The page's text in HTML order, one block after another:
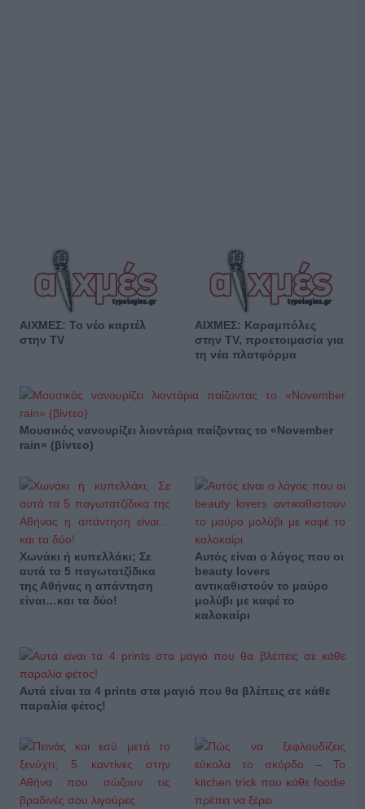
ΑΙΧΜΕΣ: Το νέο καρτέλ
στην TV
ΑΙΧΜΕΣ: Καραμπόλες
στην TV, προετοιμασία για
τη νέα πλατφόρμα
Μουσικός νανουρίζει λιοντάρια παίζοντας το «November
rain» (βίντεο)
Χωνάκι ή κυπελλάκι; Σε
αυτά τα 5 παγωτατζίδικα
της Αθήνας η απάντηση
είναι…και τα δύο!
Αυτός είναι ο λόγος που οι
beauty lovers
αντικαθιστούν το μαύρο
μολύβι με καφέ το
καλοκαίρι
Αυτά είναι τα 4 prints στα μαγιό που θα βλέπεις σε κάθε
παραλία φέτος!